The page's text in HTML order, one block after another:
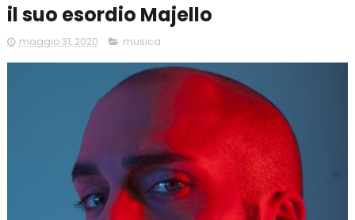
il suo esordio Majello
maggio 31, 2020 musica